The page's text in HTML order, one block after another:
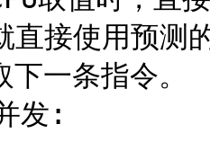
直接使用预测
一条指令。
发: